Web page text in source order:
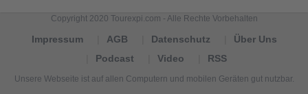
Copyright 2020 Tourexpi.com - Alle Rechte Vorbehalten
Impressum AGB Datenschutz
Über Uns
Podcast
Video RSS
Unsere Webseite ist auf allen Computern und mobilen Geräten gut nutzbar.